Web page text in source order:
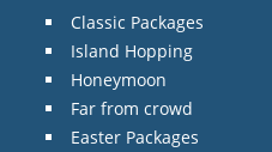
Classic Packages
Island Hopping
Honeymoon
Far from crowd
Easter Packages